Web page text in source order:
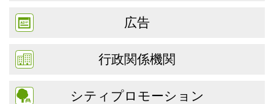
広告
行政関係機関
シティプロモーション